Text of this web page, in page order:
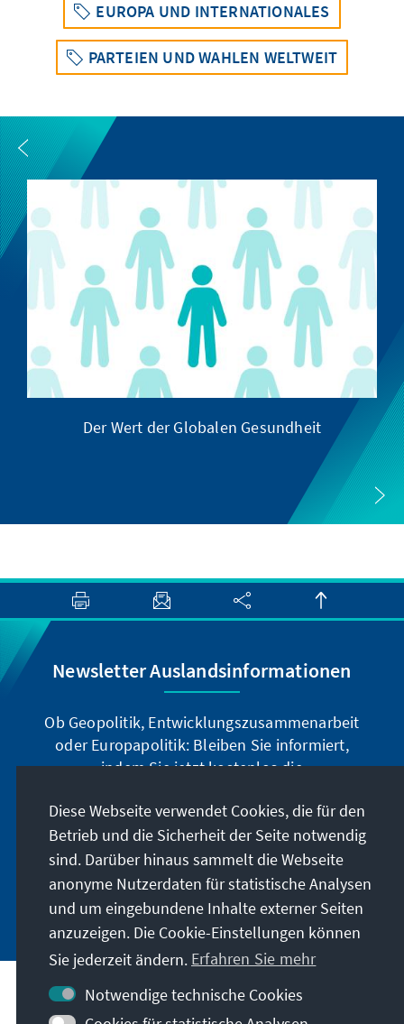
EUROPA UND INTERNATIONALES
PARTEIEN UND WAHLEN WELTWEIT
Der Wert der Globalen Gesundheit
Newsletter Auslandsinformationen
Ob Geopolitik, Entwicklungszusammenarbeit
oder Europapolitik: Bleiben Sie informiert,
indem Sie jetzt kostenlos die
die Ai digital über den deutschsprachigen
Newsletter, oder als Printprodukt in deutscher
und englischer Sprache beziehen.
Jetzt abonnieren
Diese Webseite verwendet Cookies, die für den
Betrieb und die Sicherheit der Seite notwendig
sind. Darüber hinaus sammelt die Webseite
anonyme Nutzerdaten für statistische Analysen
und um eingebundene Inhalte externer Seiten
anzuzeigen. Die Cookie-Einstellungen können
Sie jederzeit ändern. Erfahren Sie mehr
Notwendige technische Cookies